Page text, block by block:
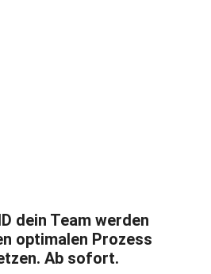
dein Team werden
optimalen Prozess
Ab sofort.